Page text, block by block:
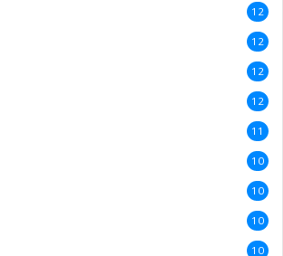
12
12
12
12
11
10
10
10
10